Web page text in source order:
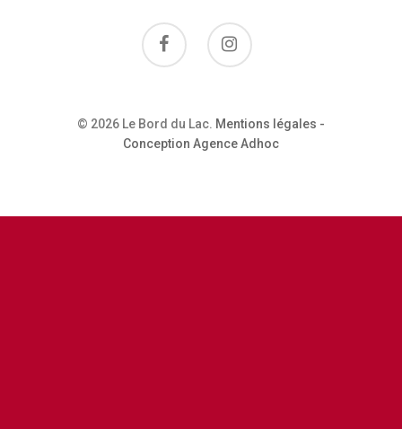
© 2026 Le Bord du Lac. Mentions légales -
Conception Agence Adhoc
Restaurant